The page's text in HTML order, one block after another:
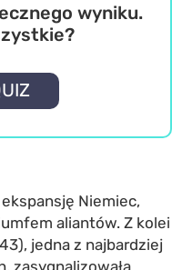
wyniku.
Niemiec,
aliantów. Z kolei
jedna z najbardziej
zasygnalizowała